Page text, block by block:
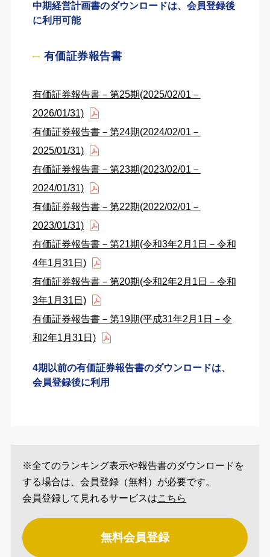
中期経営計画書のダウンロードは、会員登録後
に利用可能
有価証券報告書
有価証券報告書－第25期(2025/02/01－
2026/01/31)
有価証券報告書－第24期(2024/02/01－
2025/01/31)
有価証券報告書－第23期(2023/02/01－
2024/01/31)
有価証券報告書－第22期(2022/02/01－
2023/01/31)
有価証券報告書－第21期(令和3年2月1日－令和
4年1月31日)
有価証券報告書－第20期(令和2年2月1日－令和
3年1月31日)
有価証券報告書－第19期(平成31年2月1日－令
和2年1月31日)
4期以前の有価証券報告書のダウンロードは、
会員登録後に利用
※全てのランキング表示や報告書のダウンロードを
する場合は、会員登録（無料）が必要です。
会員登録して見れるサービスはこちら
無料会員登録